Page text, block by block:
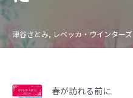
津谷さとみ, レベッカ・ウインターズ
春が訪れる前に